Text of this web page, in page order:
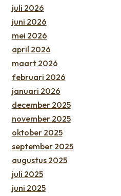
juli 2026
juni 2026
mei 2026
april 2026
maart 2026
februari 2026
januari 2026
december 2025
november 2025
oktober 2025
september 2025
augustus 2025
juli 2025
juni 2025